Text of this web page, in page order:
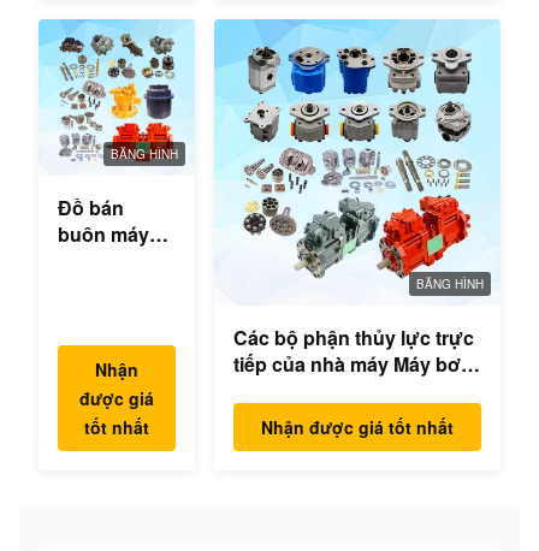
BĂNG HÌNH
Đồ bán
buôn máy
phận động
cơ swing
cho Hyundai
Yanmar
Komatsu
Nhận
được giá
tốt nhất
BĂNG HÌNH
Các bộ phận thủy lực trực
tiếp của nhà máy Máy bơm
Mô hình động cơ
PC/EX/EC/DH/DX/CAAT/SH
Nhận được giá tốt nhất